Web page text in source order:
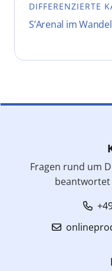
DIFFERENZIERTE
S’Arenal im Wandel
Fragen rund um
beantwortet